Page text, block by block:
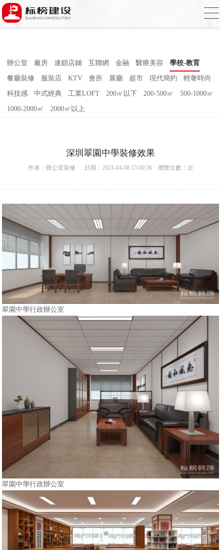
合欢视频下载,合欢视频污污污,合欢视频
APP下载汅,合欢视频免费在线观看
辦公室 廠房 連鎖店鋪 互聯網 金融 醫療美容 學校-教育
餐廳裝修 服裝店 KTV 會所 展廳 超市 現代簡約 輕奢時尚
科技感 中式經典 工業LOFT 200㎡以下 200-500㎡ 500-1000㎡
1000-2000㎡ 2000㎡以上
深圳翠園中學裝修效果
作者： 辦公室裝修 日期：2021-04-08 15:00:36 瀏覽次數： 次
翠園中學行政辦公室
翠園中學行政辦公室